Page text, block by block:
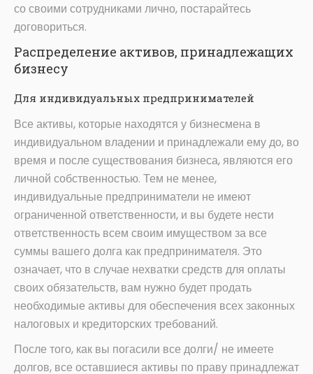
со своими сотрудниками лично, постарайтесь
договориться.
Распределение активов, принадлежащих
бизнесу
Для индивидуальных предпринимателей
Все активы, которые находятся у бизнесмена в
индивидуальном владении и принадлежали ему до, во
время и после существования бизнеса, являются его
личной собственностью. Тем не менее,
индивидуальные предприниматели не имеют
ограниченной ответственности, и вы будете нести
ответственность всем своим имуществом за все
суммы вашего долга как предпринимателя. Это
означает, что в случае нехватки средств для оплаты
своих обязательств, вам нужно будет продать
необходимые активы для обеспечения всех законных
налоговых и кредиторских требований.
После того, как вы погасили все долги/ не имеете
долгов, все оставшиеся активы по праву принадлежат